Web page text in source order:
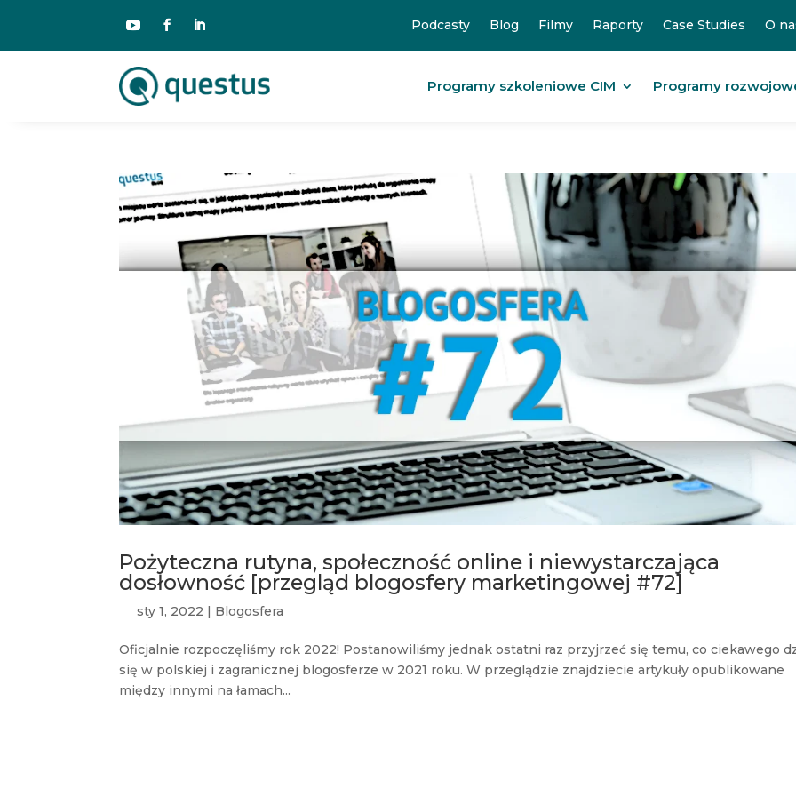
Podcasty Blog Filmy Raporty Case Studies O
Programy szkoleniowe CIM Programy
Pożyteczna rutyna, społeczność online i niewystarczająca
dosłowność [przegląd blogosfery marketingowej #72]
sty 1, 2022 | Blogosfera
Oficjalnie rozpoczęliśmy rok 2022! Postanowiliśmy jednak ostatni raz przyjrzeć się temu, co ciekawego
się w polskiej i zagranicznej blogosferze w 2021 roku. W przeglądzie znajdziecie artykuły opublikowane
między innymi na łamach...